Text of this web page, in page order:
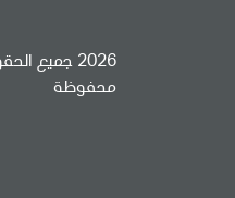
2026 جميع
محفوظة